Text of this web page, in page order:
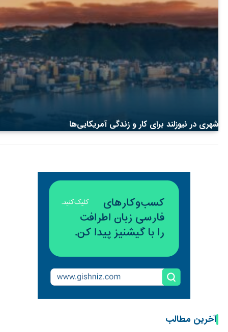
شهری در نیوزلند برای کار و زندگی آمریکایی‌ها
آخرین مطالب